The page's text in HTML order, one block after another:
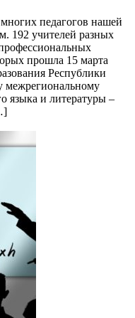
педагогов нашей
192 учителей разных
прошла 15 марта
Республики
межрегиональному
языка и литературы –